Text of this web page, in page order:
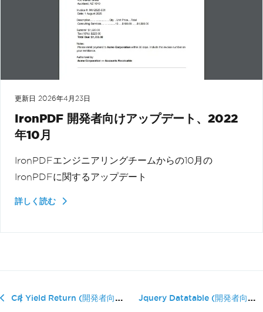
更新日 2026年4月23日
IronPDF 開発者向けアップデート、2022
年10月
IronPDFエンジニアリングチームからの10月の
IronPDFに関するアップデート
詳しく読む
C# Yield Return (開発者向けの仕組み) Jquery Datatable (開発者向け�...